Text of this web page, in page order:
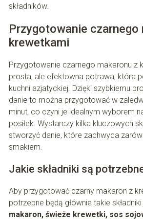
składników.
Przygotowanie czarnego
krewetkami
Przygotowanie czarnego makaronu z
prosta, ale efektowna potrawa, która
kuchni azjatyckiej. Dzięki szybkiemu
danie to można przygotować w
minut, co czyni je idealnym wyborem
posiłek. Wystarczy kilka kluczowych
stworzyć danie, które zachwyca
smakiem.
Jakie składniki są
Aby przygotować czarny makaron z
potrzebne będą głównie takie składniki
makaron, świeże krewetki, sos